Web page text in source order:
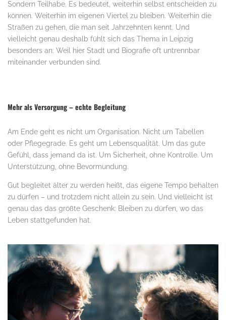
Sondern Teilhabe. Es bedeutet, weiterhin selbst entscheiden zu
können. Weiterhin im eigenen Viertel zu bleiben. Weiterhin die
Straßen zu gehen, die man seit Jahrzehnten kennt. Und
vielleicht genau deshalb fühlt sich das Thema in Leipzig
besonders an: Weil hier Stadt und Biografie oft untrennbar
miteinander verbunden sind.
Mehr als Versorgung – echte Begleitung
Am Ende geht es nicht um Organisation. Nicht um Tabellen
oder Pflegegrade. Es geht um Lebensqualität. Um das gute
Gefühl, dass jemand da ist. Um Sicherheit, ohne Kontrolle. Um
Unterstützung, ohne Bevormundung.
Gut begleitet älter zu werden heißt, das eigene Tempo behalten
zu dürfen – und trotzdem nicht allein zu sein. Und vielleicht ist
genau das das größte Geschenk: Bleiben zu dürfen, wo das
Leben stattgefunden hat.